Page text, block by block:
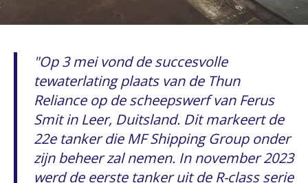
Op 3 mei vond de succesvolle
tewaterlating plaats van de Thun
Reliance op de scheepswerf van Ferus
Smit in Leer, Duitsland. Dit markeert de
22e tanker die MF Shipping Group onder
zijn beheer zal nemen. In november 2023
werd de eerste tanker uit de R-class serie